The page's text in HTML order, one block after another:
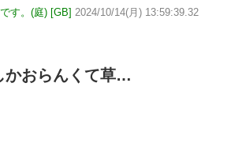
す。(庭) [GB] 2024/10/14(月) 13:59:39.32
かおらんくて草…